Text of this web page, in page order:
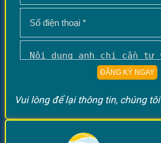
Vui lòng để lại thông tin, chúng